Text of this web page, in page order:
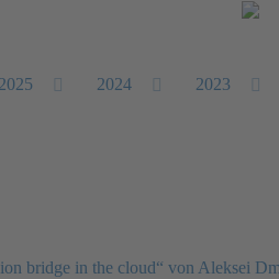
2025 2024 2023
bridge in the cloud“ von Aleksei